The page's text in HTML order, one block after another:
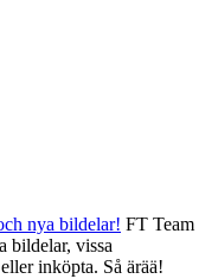
nya bildelar! FT Team
bildelar, vissa
inköpta. Så ärää!